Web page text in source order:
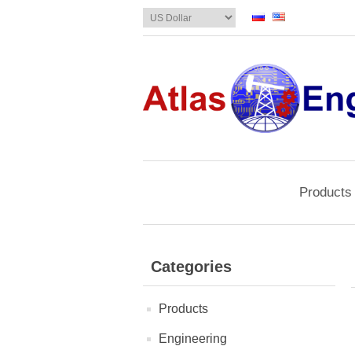
Products
Categories
Products
Engineering